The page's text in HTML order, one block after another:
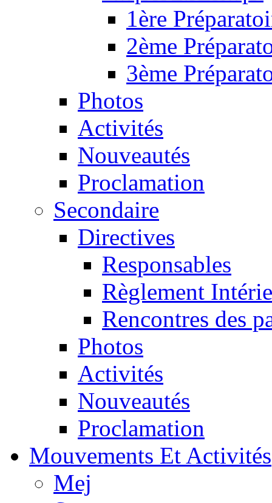
1ère
2ème
3ème
Photos
Activités
Nouveautés
Proclamation
Secondaire
Directives
Responsables
Règlement
Rencontres des
Photos
Activités
Nouveautés
Proclamation
Mouvements Et Activités
Mej